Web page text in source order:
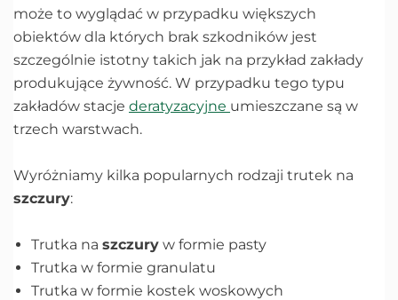
może to wyglądać w przypadku większych
obiektów dla których brak szkodników jest
szczególnie istotny takich jak na przykład zakłady
produkujące żywność. W przypadku tego typu
zakładów stacje deratyzacyjne umieszczane są w
trzech warstwach.
Wyróżniamy kilka popularnych rodzaji trutek na
szczury:
Trutka na szczury w formie pasty
Trutka w formie granulatu
Trutka w formie kostek woskowych